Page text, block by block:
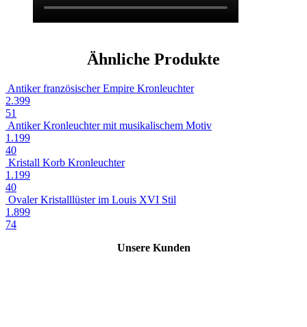
Ähnliche Produkte
Antiker französischer Empire Kronleuchter
2.399
51
Antiker Kronleuchter mit musikalischem Motiv
1.199
40
Kristall Korb Kronleuchter
1.199
40
Ovaler Kristalllüster im Louis XVI Stil
1.899
74
Unsere Kunden